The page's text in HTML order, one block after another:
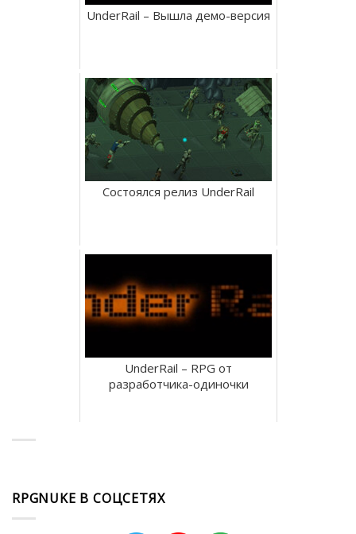
UnderRail – Вышла демо-версия
Состоялся релиз UnderRail
UnderRail – RPG от
разработчика-одиночки
RPGNUKE В СОЦСЕТЯХ